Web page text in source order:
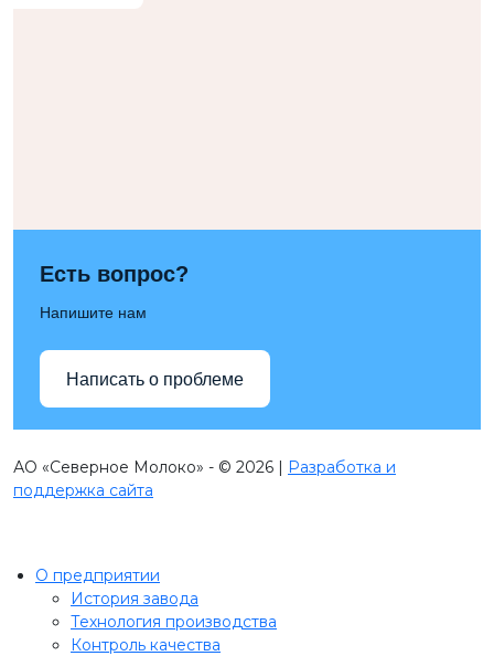
Есть вопрос?
Напишите нам
Написать о проблеме
АО «Северное Молоко» - © 2026 | Разработка и
поддержка сайта
О предприятии
История завода
Технология производства
Контроль качества